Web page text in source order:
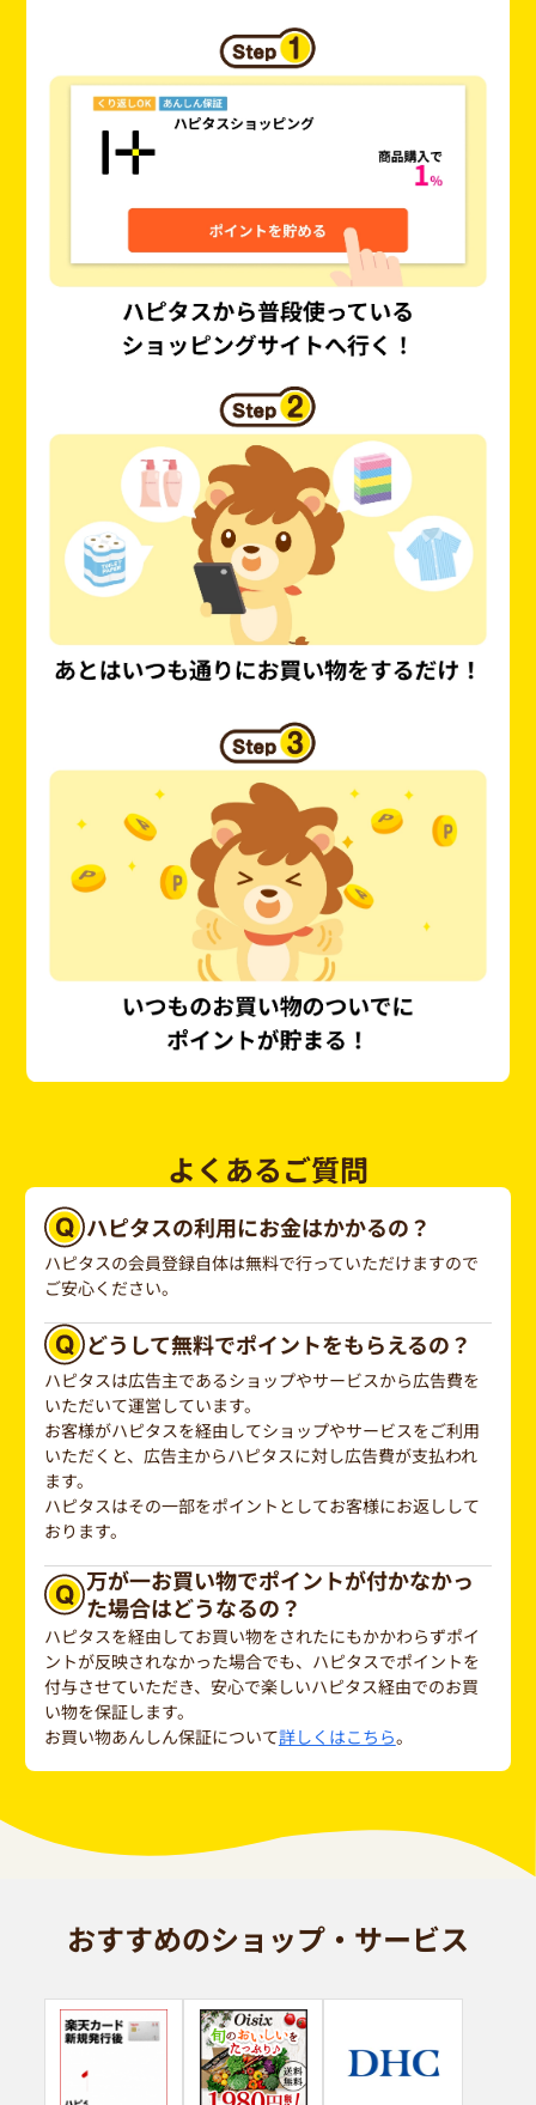
よくあるご質問
ハピタスの利用にお金はかかるの？
ハピタスの会員登録自体は無料で行っていただけますので
ご安心ください。
どうして無料でポイントをもらえるの？
ハピタスは広告主であるショップやサービスから広告費を
いただいて運営しています。
お客様がハピタスを経由してショップやサービスをご利用
いただくと、広告主からハピタスに対し広告費が支払われ
ます。
ハピタスはその一部をポイントとしてお客様にお返しして
おります。
万が一お買い物でポイントが付かなかっ
た場合はどうなるの？
ハピタスを経由してお買い物をされたにもかかわらずポイ
ントが反映されなかった場合でも、ハピタスでポイントを
付与させていただき、安心で楽しいハピタス経由でのお買
い物を保証します。
お買い物あんしん保証について詳しくはこちら。
おすすめのショップ・サービス